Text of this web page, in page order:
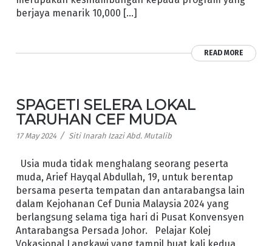
berjaya menarik 10,000 […]
READ MORE
SPAGETI SELERA LOKAL
TARUHAN CEF MUDA
17 May 2024 / Siti Inarah Izazi Abd. Mutalib
Usia muda tidak menghalang seorang peserta
muda, Arief Hayqal Abdullah, 19, untuk berentap
bersama peserta tempatan dan antarabangsa lain
dalam Kejohanan Cef Dunia Malaysia 2024 yang
berlangsung selama tiga hari di Pusat Konvensyen
Antarabangsa Persada Johor. Pelajar Kolej
Vokasional Langkawi yang tampil buat kali kedua